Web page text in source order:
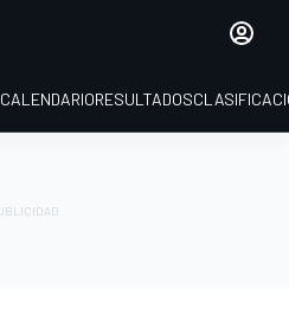
CALENDARIORESULTADOS